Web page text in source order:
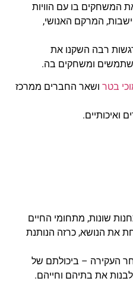
המשחקים בו עם הוויות
המרקם האנושי,
רבה השקנו את
ומשחקים בה.
בטרושאר החברים ממרכז
ואיכותיים.
שונות, מתחומי החיים
את הנושא, כרזה הנותנת
– ביכולתם של
את בתיהם וחייהם.